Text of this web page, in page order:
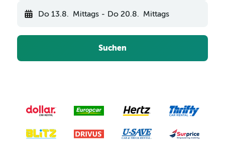
Do 13.8. Mittags - Do 20.8. Mittags
Suchen